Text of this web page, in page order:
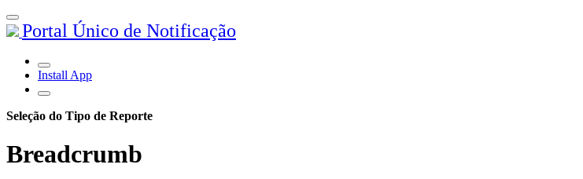
Portal Único de Notificação
Install App
Seleção do Tipo de Reporte
Breadcrumb